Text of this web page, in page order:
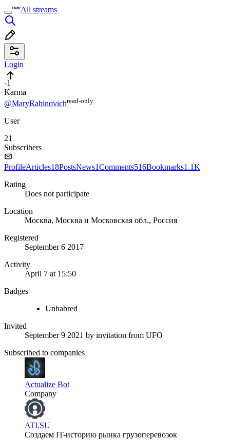
All streams
Login
-1
Karma
@MaryRabinovichread⁠-⁠only
User
21
Subscribers
ProfileArticles18PostsNews1Comments516Bookmarks1.1K
Rating
Does not participate
Location
Москва, Москва и Московская обл., Россия
Registered
September 6 2017
Activity
April 7 at 15:50
Badges
Unhabred
Invited
September 9 2021 by invitation from UFO
Subscribed to companies
Actualize Bot
Company
ATI.SU
Создаем IT-историю рынка грузоперевозок